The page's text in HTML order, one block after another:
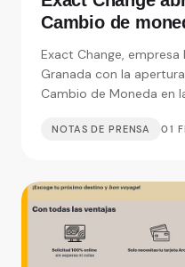
Cambio de
Exact Change,
Granada con la
Cambio de Moneda en
NOTAS DE PRENSA 01